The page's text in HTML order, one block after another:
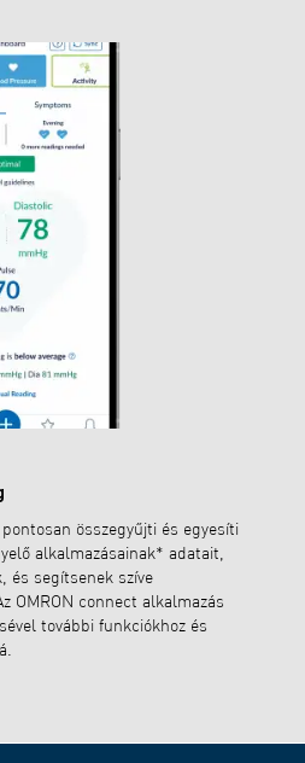
összegyűjti és egyesíti
alkalmazásainak* adatait,
és segítsenek szíve
OMRON connect alkalmazás
további funkciókhoz és